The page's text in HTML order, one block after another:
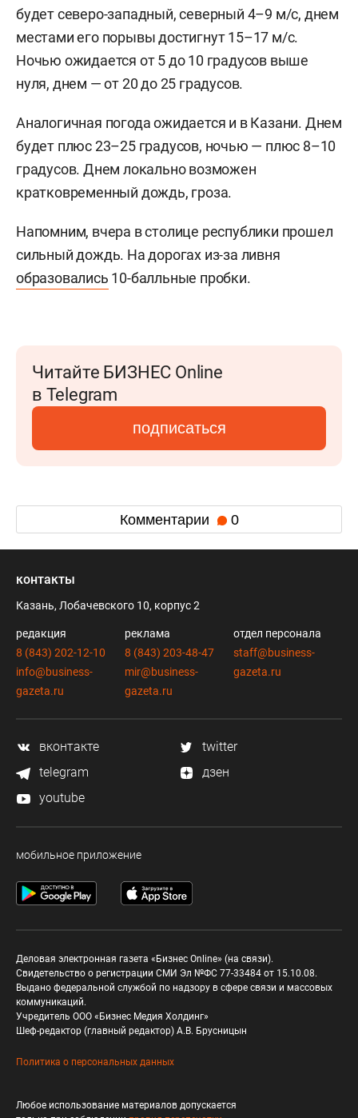
будет северо-западный, северный 4–9 м/с, днем
местами его порывы достигнут 15–17 м/с.
Ночью ожидается от 5 до 10 градусов выше
нуля, днем — от 20 до 25 градусов.
Аналогичная погода ожидается и в Казани. Днем
будет плюс 23–25 градусов, ночью — плюс 8–10
градусов. Днем локально возможен
кратковременный дождь, гроза.
Напомним, вчера в столице республики прошел
сильный дождь. На дорогах из-за ливня
образовались 10-балльные пробки.
Читайте БИЗНЕС Online
в Telegram
подписаться
Комментарии 0
контакты
Казань, Лобачевского 10, корпус 2
редакция
8 (843) 202-12-10
info@business-
gazeta.ru
реклама
8 (843) 203-48-47
mir@business-
gazeta.ru
отдел персонала
staff@business-
gazeta.ru
вконтакте
twitter
telegram
дзен
youtube
мобильное приложение
Деловая электронная газета «Бизнес Online» (на связи).
Свидетельство о регистрации СМИ Эл №ФС 77-33484 от 15.10.08.
Выдано федеральной службой по надзору в сфере связи и массовых
коммуникаций.
Учредитель ООО «Бизнес Медия Холдинг»
Шеф-редактор (главный редактор) А.В. Брусницын
Политика о персональных данных
Любое использование материалов допускается